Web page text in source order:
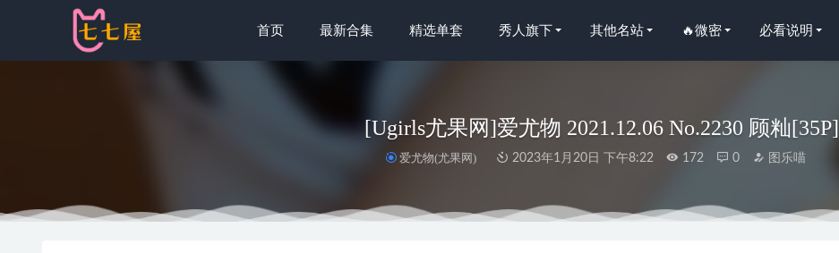
首页 最新合集 精选单套 秀人旗下 其他名站 🔥微密 必看说明
[Ugirls尤果网]爱尤物 2021.12.06 No.2230 顾籼[35P]
爱尤物(尤果网) 2023年1月20日 下午8:22 172 0 图乐喵